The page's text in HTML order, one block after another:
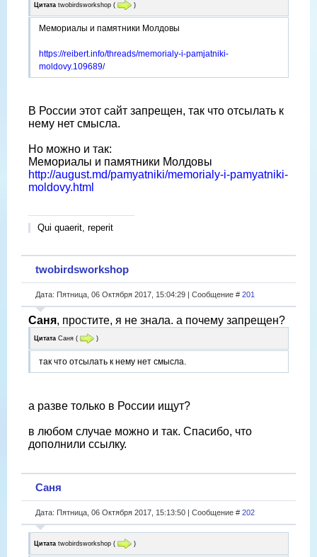
Цитата twobirdsworkshop ( )
Мемориалы и памятники Молдовы
https://reibert.info/threads/memorialy-i-pamjatniki-
moldovy.109689/
В России этот сайт запрещен, так что отсылать к
нему нет смысла.
Но можно и так:
Мемориалы и памятники Молдовы
http://august.md/pamyatniki/memorialy-i-pamyatniki-
moldovy.html
Qui quaerit, reperit
twobirdsworkshop
Дата: Пятница, 06 Октября 2017, 15:04:29 | Сообщение # 201
Саня, простите, я не знала. а почему запрещен?
Цитата Саня ( )
так что отсылать к нему нет смысла.
а разве только в России ищут?
в любом случае можно и так. Спасибо, что
дополнили ссылку.
Саня
Дата: Пятница, 06 Октября 2017, 15:13:50 | Сообщение # 202
Цитата twobirdsworkshop ( )